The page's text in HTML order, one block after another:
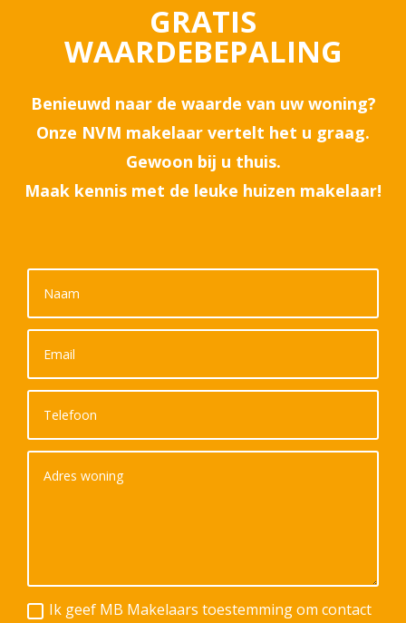
GRATIS
WAARDEBEPALING
Benieuwd naar de waarde van uw woning?
Onze NVM makelaar vertelt het u graag.
Gewoon bij u thuis.
Maak kennis met de leuke huizen makelaar!
Ik geef MB Makelaars toestemming om contact